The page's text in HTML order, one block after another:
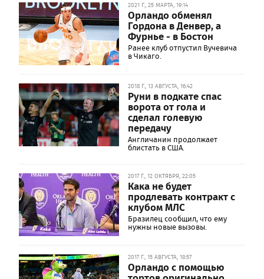
2021 Г., 25 МАРТА, 19:14
Орландо обменял
Гордона в Денвер, а
Фурнье - в Бостон
Ранее клуб отпустил Вучевича
в Чикаго.
2018 Г., 13 АВГУСТА, 16:42
Руни в подкате спас
ворота от гола и
сделал голевую
передачу
Англичанин продолжает
блистать в США.
2017 Г., 12 ОКТЯБРЯ, 22:05
Кака не будет
продлевать контракт с
клубом МЛС
Бразилец сообщил, что ему
нужны новые вызовы.
2017 Г., 15 АВГУСТА, 18:57
Орландо с помощью